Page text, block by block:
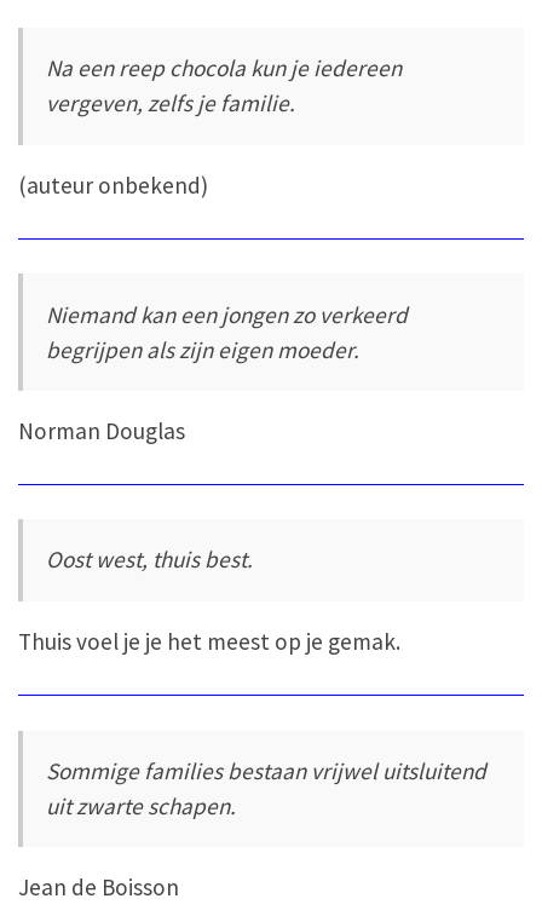
Na een reep chocola kun je iedereen
vergeven, zelfs je familie.
(auteur onbekend)
Niemand kan een jongen zo verkeerd
begrijpen als zijn eigen moeder.
Norman Douglas
Oost west, thuis best.
Thuis voel je je het meest op je gemak.
Sommige families bestaan vrijwel uitsluitend
uit zwarte schapen.
Jean de Boisson